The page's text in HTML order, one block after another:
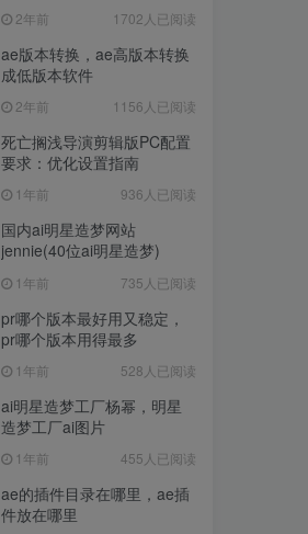
2年前 1702人已阅读
ae版本转换，ae高版本转换
成低版本软件
2年前 1156人已阅读
死亡搁浅导演剪辑版PC配置
要求：优化设置指南
1年前 936人已阅读
国内ai明星造梦网站
jennie(40位ai明星造梦)
1年前 735人已阅读
pr哪个版本最好用又稳定，
pr哪个版本用得最多
1年前 528人已阅读
ai明星造梦工厂杨幂，明星
造梦工厂ai图片
1年前 455人已阅读
ae的插件目录在哪里，ae插
件放在哪里